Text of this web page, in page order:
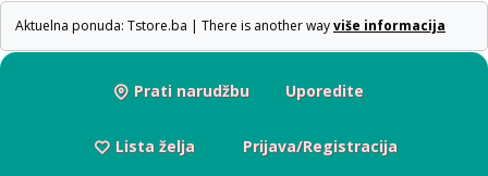
Aktuelna ponuda: Tstore.ba | There is another wayviše informacija
Prati narudžbu Uporedite
Lista želja Prijava/Registracija